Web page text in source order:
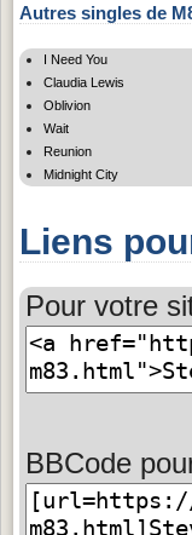
Autres singles de
I Need You
Claudia Lewis
Oblivion
Wait
Reunion
Midnight City
Liens
Pour votre
BBCode